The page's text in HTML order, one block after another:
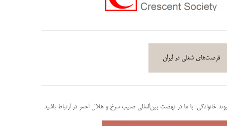
فرصت‌های شغلی در ایران
خانوادگی: با ما در نهضت بین‌المللی صلیب سرخ و هلال احمر در ارتباط باشید